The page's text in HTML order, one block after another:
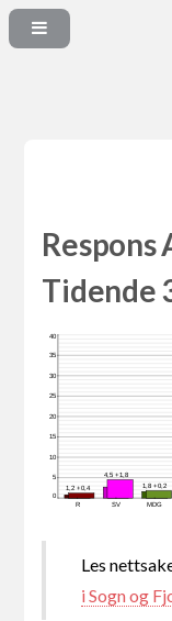
Respons
Tidende
1,2 +0,4
4,5 +1,8
1,8 +0,2
R SV MDG
0
5
10
15
20
25
30
35
40
Les
i Sogn og